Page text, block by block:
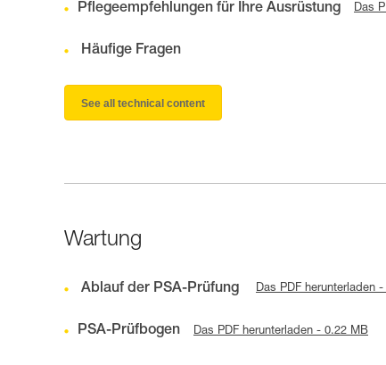
Pflegeempfehlungen für Ihre Ausrüstung Das
Häufige Fragen
See all technical content
Wartung
Ablauf der PSA-Prüfung Das PDF herunterladen
PSA-Prüfbogen Das PDF herunterladen - 0.22 MB